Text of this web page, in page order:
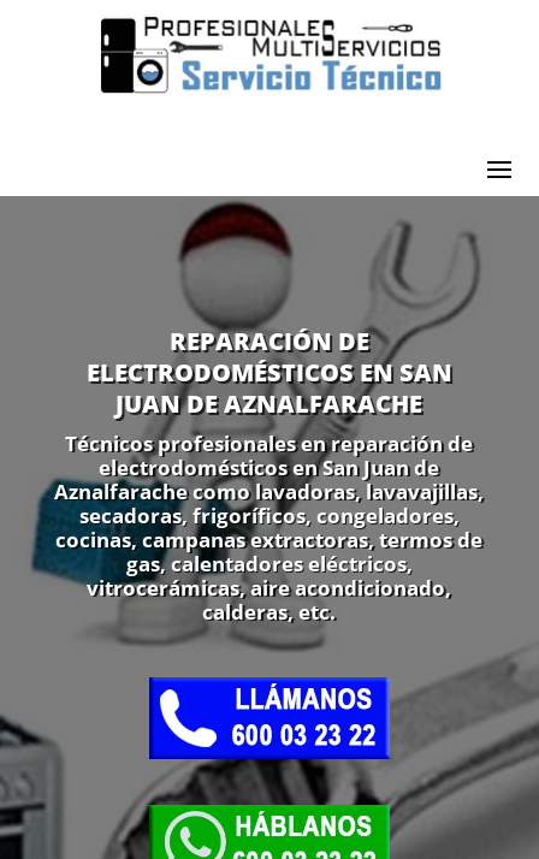
REPARACIÓN DE
ELECTRODOMÉSTICOS EN SAN
JUAN DE AZNALFARACHE
Técnicos profesionales en reparación de
electrodomésticos en San Juan de
Aznalfarache como lavadoras, lavavajillas,
secadoras, frigoríficos, congeladores,
cocinas, campanas extractoras, termos de
gas, calentadores eléctricos,
vitrocerámicas, aire acondicionado,
calderas, etc.